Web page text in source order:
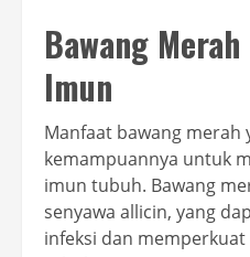
Bawang
Imun
Manfaat bawang merah
kemampuannya untuk
imun tubuh. Bawang
senyawa allicin, yang
infeksi dan